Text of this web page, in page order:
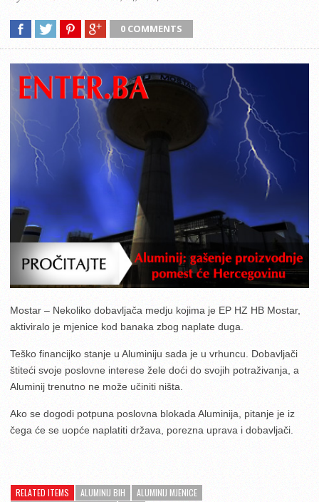
0 COMMENTS
Mostar – Nekoliko dobavljača medju kojima je EP HZ HB Mostar,
aktiviralo je mjenice kod banaka zbog naplate duga.
Teško financijko stanje u Aluminiju sada je u vrhuncu. Dobavljači
štiteći svoje poslovne interese žele doći do svojih potraživanja, a
Aluminij trenutno ne može učiniti ništa.
Ako se dogodi potpuna poslovna blokada Aluminija, pitanje je iz
čega će se uopće naplatiti država, porezna uprava i dobavljači.
RELATED ITEMS ALUMINIJ BIH
ALUMINIJ MJENICE